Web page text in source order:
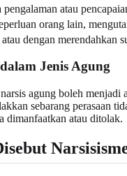
atau
orang lain,
dengan merendahkan
Jenis Agung
narsis agung boleh menjadi
sebarang perasaan
dimanfaatkan atau ditolak.